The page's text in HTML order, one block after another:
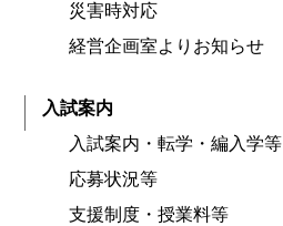
災害時対応
経営企画室よりお知らせ
入試案内
入試案内・転学・編入学等
応募状況等
支援制度・授業料等